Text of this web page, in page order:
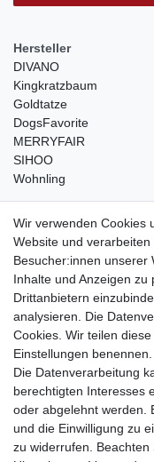
Hersteller
DIVANO
Kingkratzbaum
Goldtatze
DogsFavorite
MERRYFAIR
SIHOO
Wohnling
weitere Shops
traumlampen- Lampen
kinderwagencenter-
gastrogeraete24- alles
soziale Medien
Facebook
sicher einkaufen
Sichere Bestellung und
Wir verwenden Cookies
Website und
Besucher:innen unserer
Inhalte und Anzeigen zu
Drittanbietern
analysieren. Die
Cookies. Wir teilen
Einstellungen benennen.
Die Datenverarbeitung
berechtigten Interesses
oder abgelehnt werden.
und die Einwilligung zu
zu widerrufen. Beachten